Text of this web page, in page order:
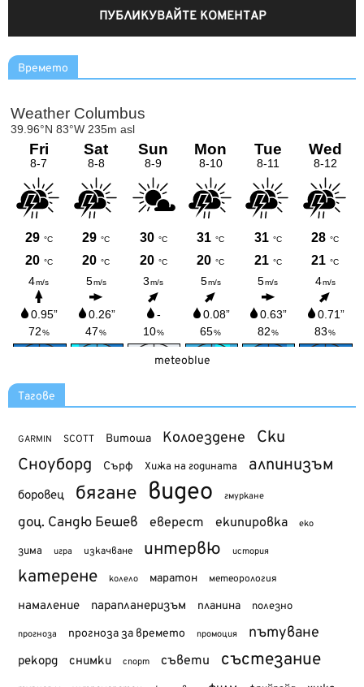
Времето
meteoblue
Тагове
GARMIN SCOTT Витоша Колоездене Ски
Сноуборд Сърф Хижа на годината алпинизъм
боровец бягане видео гмуркане
доц. Сандю Бешев еверест екипировка еко
зима игра изкачване интервю история
катерене колело маратон метеорология
намаление парапланеризъм планина полезно
прогноза прогноза за времето промоция пътуване
рекорд снимки спорт съвети състезание